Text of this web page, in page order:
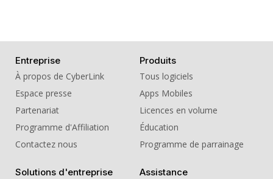
Entreprise
À propos de CyberLink
Espace presse
Partenariat
Programme d'Affiliation
Contactez nous
Produits
Tous logiciels
Apps Mobiles
Licences en volume
Éducation
Programme de parrainage
Solutions d'entreprise
Assistance